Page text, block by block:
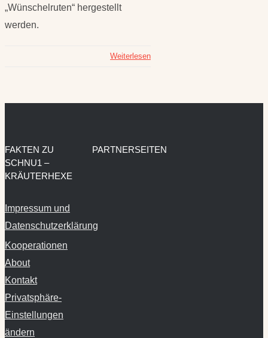
„Wünschelruten“ hergestellt
werden.
Weiterlesen
FAKTEN ZU
SCHNU1 –
KRÄUTERHEXE
Impressum und
Datenschutzerklärung
Kooperationen
About
Kontakt
Privatsphäre-
Einstellungen
ändern
PARTNERSEITEN